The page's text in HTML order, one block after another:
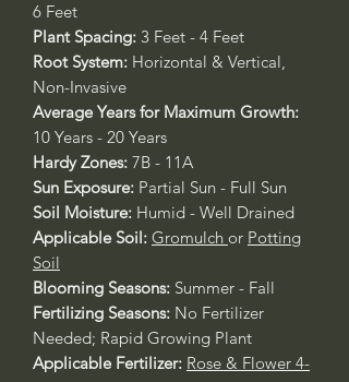
6 Feet
Plant Spacing: 3 Feet - 4 Feet
Root System: Horizontal & Vertical,
Non-Invasive
Average Years for Maximum Growth:
10 Years - 20 Years
Hardy Zones: 7B - 11A
Sun Exposure: Partial Sun - Full Sun
Soil Moisture: Humid - Well Drained
Applicable Soil: Gromulch or Potting
Soil
Blooming Seasons: Summer - Fall
Fertilizing Seasons: No Fertilizer
Needed; Rapid Growing Plant
Applicable Fertilizer: Rose & Flower 4-